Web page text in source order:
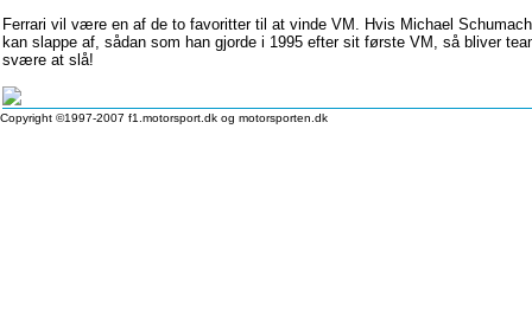
Ferrari vil være en af de to favoritter til at vinde VM. Hvis Michael
kan slappe af, sådan som han gjorde i 1995 efter sit første VM, så bliver
svære at slå!
Copyright ©1997-2007 f1.motorsport.dk og motorsporten.dk